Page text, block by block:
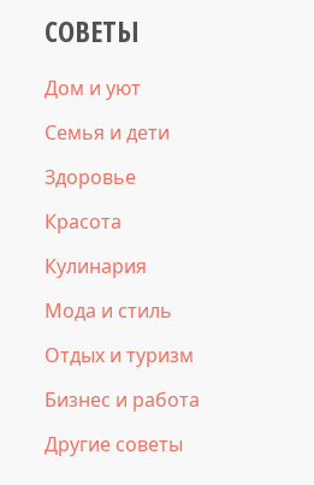
СОВЕТЫ
Дом и уют
Семья и дети
Здоровье
Красота
Кулинария
Мода и стиль
Отдых и туризм
Бизнес и работа
Другие советы